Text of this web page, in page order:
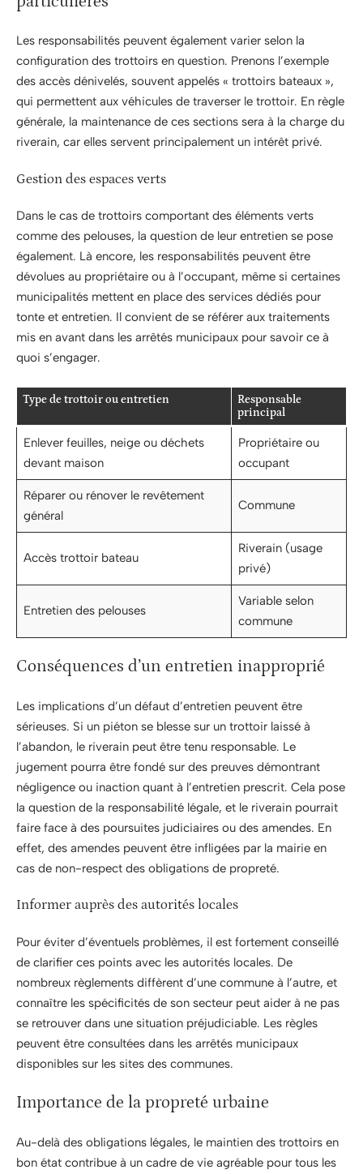
Les responsabilités peuvent également varier selon la
configuration des trottoirs en question. Prenons l’exemple
des accès dénivelés, souvent appelés « trottoirs bateaux »,
qui permettent aux véhicules de traverser le trottoir. En règle
générale, la maintenance de ces sections sera à la charge du
riverain, car elles servent principalement un intérêt privé.
Gestion des espaces verts
Dans le cas de trottoirs comportant des éléments verts
comme des pelouses, la question de leur entretien se pose
également. Là encore, les responsabilités peuvent être
dévolues au propriétaire ou à l’occupant, même si certaines
municipalités mettent en place des services dédiés pour
tonte et entretien. Il convient de se référer aux traitements
mis en avant dans les arrêtés municipaux pour savoir ce à
quoi s’engager.
Type de trottoir ou entretien
Responsable
principal
Enlever feuilles, neige ou déchets
devant maison
Propriétaire ou
occupant
Réparer ou rénover le revêtement
général
Commune
Accès trottoir bateau
Riverain (usage
privé)
Entretien des pelouses
Variable selon
commune
Conséquences d’un entretien inapproprié
Les implications d’un défaut d’entretien peuvent être
sérieuses. Si un piéton se blesse sur un trottoir laissé à
l’abandon, le riverain peut être tenu responsable. Le
jugement pourra être fondé sur des preuves démontrant
négligence ou inaction quant à l’entretien prescrit. Cela pose
la question de la responsabilité légale, et le riverain pourrait
faire face à des poursuites judiciaires ou des amendes. En
effet, des amendes peuvent être infligées par la mairie en
cas de non-respect des obligations de propreté.
Informer auprès des autorités locales
Pour éviter d’éventuels problèmes, il est fortement conseillé
de clarifier ces points avec les autorités locales. De
nombreux règlements diffèrent d’une commune à l’autre, et
connaître les spécificités de son secteur peut aider à ne pas
se retrouver dans une situation préjudiciable. Les règles
peuvent être consultées dans les arrêtés municipaux
disponibles sur les sites des communes.
Importance de la propreté urbaine
Au-delà des obligations légales, le maintien des trottoirs en
bon état contribue à un cadre de vie agréable pour tous les